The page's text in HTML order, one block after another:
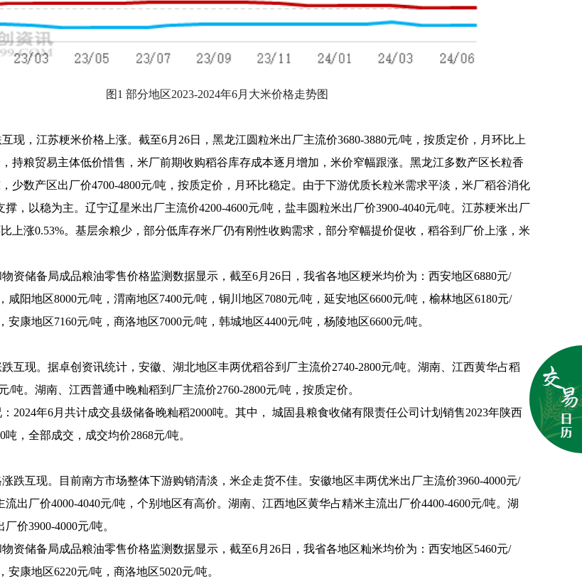
图1 部分地区2023-2024年6月大米价格走势图
现，江苏粳米价格上涨。截至6月26日，黑龙江圆粒米出厂主流价3680-3880元/吨，按质定价，月环比上
持粮贸易主体低价惜售，米厂前期收购稻谷库存成本逐月增加，米价窄幅跟涨。黑龙江多数产区长粒香
少数产区出厂价4700-4800元/吨，按质定价，月环比稳定。由于下游优质长粒米需求平淡，米厂稻谷消化
，以稳为主。辽宁辽星米出厂主流价4200-4600元/吨，盐丰圆粒米出厂价3900-4040元/吨。江苏粳米出厂
上涨0.53%。基层余粮少，部分低库存米厂仍有刚性收购需求，部分窄幅提价促收，稻谷到厂价上涨，米
资储备局成品粮油零售价格监测数据显示，截至6月26日，我省各地区粳米均价为：西安地区6880元/
咸阳地区8000元/吨，渭南地区7400元/吨，铜川地区7080元/吨，延安地区6600元/吨，榆林地区6180元/
安康地区7160元/吨，商洛地区7000元/吨，韩城地区4400元/吨，杨陵地区6600元/吨。
互现。据卓创资讯统计，安徽、湖北地区丰两优稻谷到厂主流价2740-2800元/吨。湖南、江西黄华占稻
/吨。湖南、江西普通中晚籼稻到厂主流价2760-2800元/吨，按质定价。
2024年6月共计成交县级储备晚籼稻2000吨。其中，
城固县粮食收储有限责任公司计划销售2023年陕西
，全部成交，成交均价2868元/吨。
跌互现。目前南方市场整体下游购销清淡，米企走货不佳。安徽地区丰两优米出厂主流价3960-4000元/
出厂价4000-4040元/吨，个别地区有高价。湖南、江西地区黄华占精米主流出厂价4400-4600元/吨。湖
价3900-4000元/吨。
资储备局成品粮油零售价格监测数据显示，截至6月26日，我省各地区籼米均价为：西安地区5460元/
安康地区6220元/吨，商洛地区5020元/吨。